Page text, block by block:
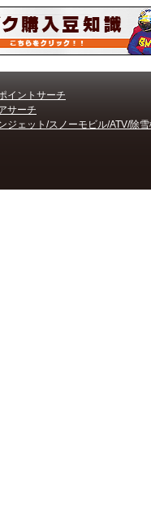
イントサーチ
サーチ
ジェット/スノーモビル/ATV/除